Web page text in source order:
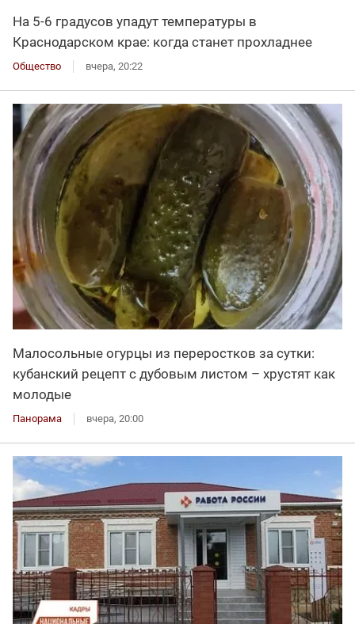
На 5-6 градусов упадут температуры в
Краснодарском крае: когда станет прохладнее
Общество вчера, 20:22
Малосольные огурцы из переростков за сутки:
кубанский рецепт с дубовым листом – хрустят как
молодые
Панорама вчера, 20:00